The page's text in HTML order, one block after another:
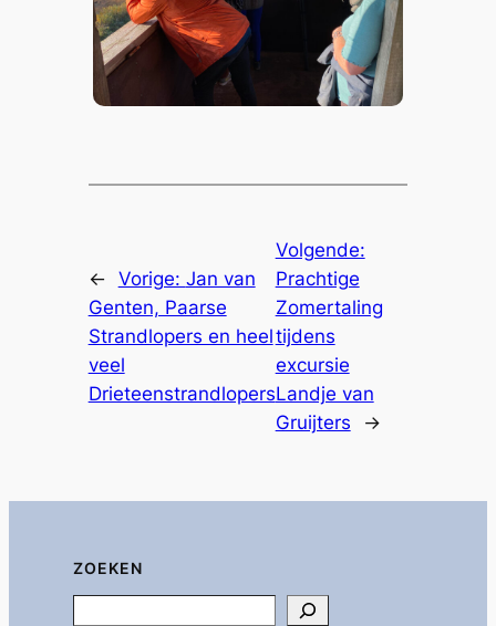
← Vorige: Jan van
Genten, Paarse
Strandlopers en heel
veel
Drieteenstrandlopers
Volgende:
Prachtige
Zomertaling
tijdens
excursie
Landje van
Gruijters
→
ZOEKEN